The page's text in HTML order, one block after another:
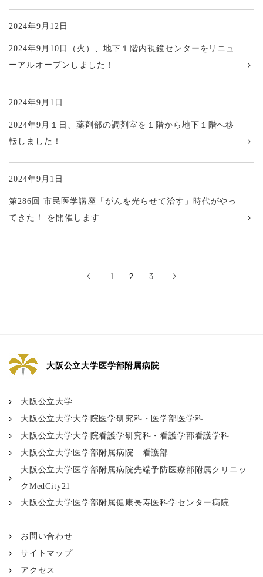
2024年9月12日
2024年9月10日（火）、地下１階内視鏡センターをリニュ
ーアルオープンしました！
2024年9月1日
2024年9月１日、薬剤部の調剤室を１階から地下１階へ移
転しました！
2024年9月1日
第286回 市民医学講座「がんを光らせて治す」時代がやっ
てきた！ を開催します
‹前へ 1 2 3 ›次へ
大阪公立大学医学部附属病院
大阪公立大学
大阪公立大学大学院医学研究科・医学部医学科
大阪公立大学大学院看護学研究科・看護学部看護学科
大阪公立大学医学部附属病院 看護部
大阪公立大学医学部附属病院先端予防医療部附属クリニッ
クMedCity21
大阪公立大学医学部附属健康長寿医科学センター病院
お問い合わせ
サイトマップ
アクセス